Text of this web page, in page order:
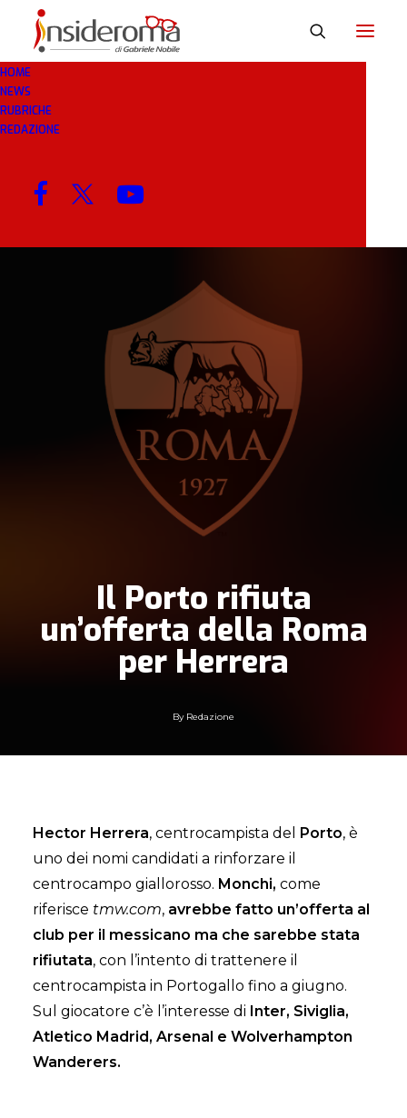
HOME
NEWS
RUBRICHE
REDAZIONE
7 GEN 2019
Il Porto rifiuta
un’offerta della Roma
per Herrera
By Redazione
Hector Herrera, centrocampista del Porto, è
uno dei nomi candidati a rinforzare il
centrocampo giallorosso. Monchi, come
riferisce tmw.com, avrebbe fatto un’offerta al
club per il messicano ma che sarebbe stata
rifiutata, con l’intento di trattenere il
centrocampista in Portogallo fino a giugno.
Sul giocatore c’è l’interesse di Inter, Siviglia,
Atletico Madrid, Arsenal e Wolverhampton
Wanderers.